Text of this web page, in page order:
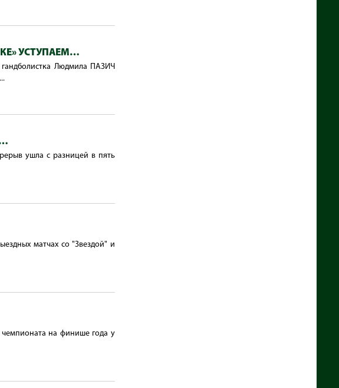
УСТУПАЕМ…
гандболистка Людмила ПАЗИЧ
ушла с разницей в пять
матчах со "Звездой" и
чемпионата на финише года у